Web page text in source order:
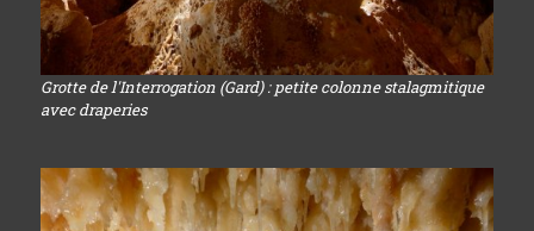
Grotte de l'Interrogation (Gard) : petite colonne stalagmitique
avec draperies